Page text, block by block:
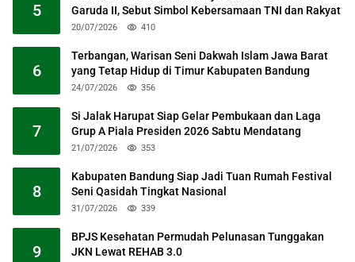
5
Garuda II, Sebut Simbol Kebersamaan TNI dan Rakyat
20/07/2026 410
6
Terbangan, Warisan Seni Dakwah Islam Jawa Barat
yang Tetap Hidup di Timur Kabupaten Bandung
24/07/2026 356
7
Si Jalak Harupat Siap Gelar Pembukaan dan Laga
Grup A Piala Presiden 2026 Sabtu Mendatang
21/07/2026 353
8
Kabupaten Bandung Siap Jadi Tuan Rumah Festival
Seni Qasidah Tingkat Nasional
31/07/2026 339
9
BPJS Kesehatan Permudah Pelunasan Tunggakan
JKN Lewat REHAB 3.0